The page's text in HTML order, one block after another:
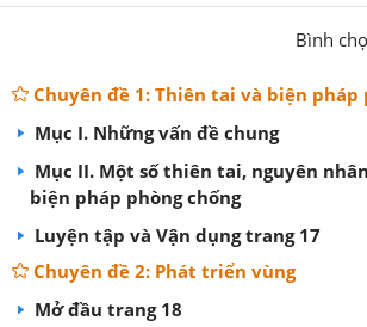
Bình
Chuyên đề 1: Thiên tai và biện pháp
Mục I. Những vấn đề chung
Mục II. Một số thiên tai, nguyên
biện pháp phòng chống
Luyện tập và Vận dụng trang 17
Chuyên đề 2: Phát triển vùng
Mở đầu trang 18